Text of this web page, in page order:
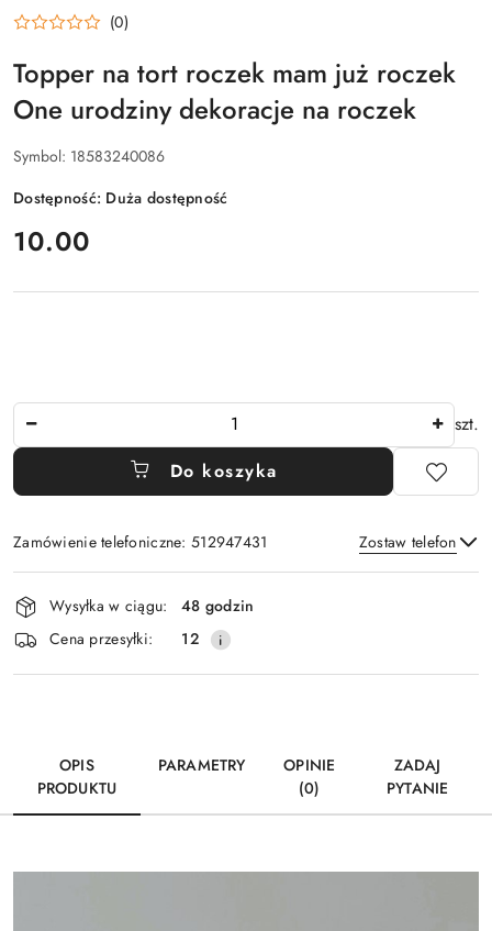
(0)
Topper na tort roczek mam już roczek
One urodziny dekoracje na roczek
Symbol: 18583240086
Dostępność: Duża dostępność
cena:
10.00
szt.
Do koszyka
Zamówienie telefoniczne: 512947431 Zostaw telefon
Wyślij
Dostępność
i
dostawa
Wysyłka w ciągu:
48 godzin
Cena przesyłki:
12
OPIS
PRODUKTU
PARAMETRY
OPINIE
(0)
ZADAJ
PYTANIE